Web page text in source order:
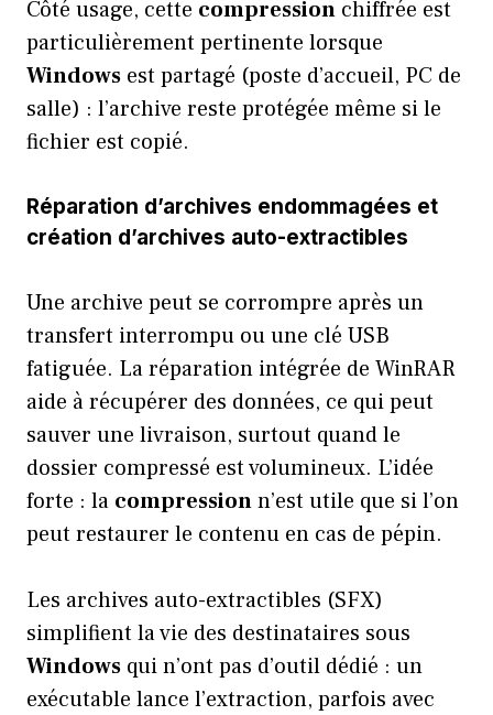
Côté usage, cette compression chiffrée est
particulièrement pertinente lorsque
Windows est partagé (poste d’accueil, PC de
salle) : l’archive reste protégée même si le
fichier est copié.
Réparation d’archives endommagées et
création d’archives auto-extractibles
Une archive peut se corrompre après un
transfert interrompu ou une clé USB
fatiguée. La réparation intégrée de WinRAR
aide à récupérer des données, ce qui peut
sauver une livraison, surtout quand le
dossier compressé est volumineux. L’idée
forte : la compressionn’est utile que si l’on
peut restaurer le contenu en cas de pépin.
Les archives auto-extractibles (SFX)
simplifient la vie des destinataires sous
Windows qui n’ont pas d’outil dédié : un
exécutable lance l’extraction, parfois avec